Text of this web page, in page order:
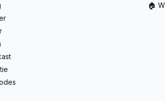
🏠